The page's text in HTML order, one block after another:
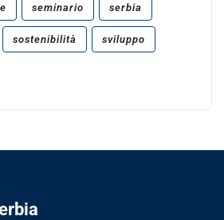
seminario serbia
sostenibilità sviluppo